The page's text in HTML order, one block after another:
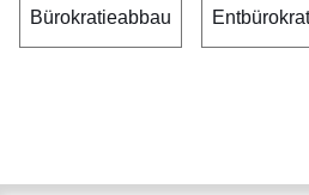
Bürokratieabbau